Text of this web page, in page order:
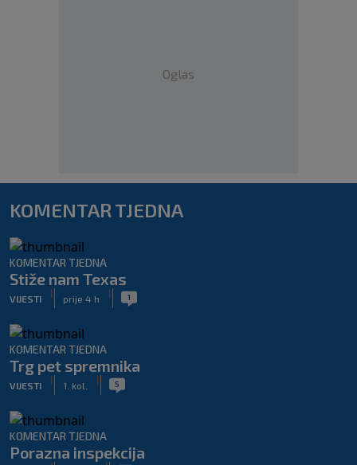
Oglas
KOMENTAR TJEDNA
KOMENTAR TJEDNA
Stiže nam Texas
VIJESTI
|
prije 4 h
| 1
KOMENTAR TJEDNA
Trg pet spremnika
VIJESTI
|
1. kol.
| 5
KOMENTAR TJEDNA
Porazna inspekcija